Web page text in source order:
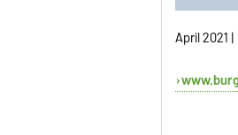
April 2021